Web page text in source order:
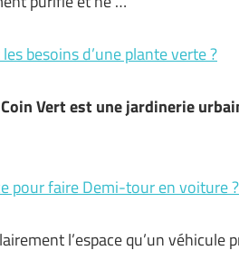
besoins d’une plante verte ?
Vert est une jardinerie
pour faire Demi-tour en voiture ?
l’espace qu’un véhicule